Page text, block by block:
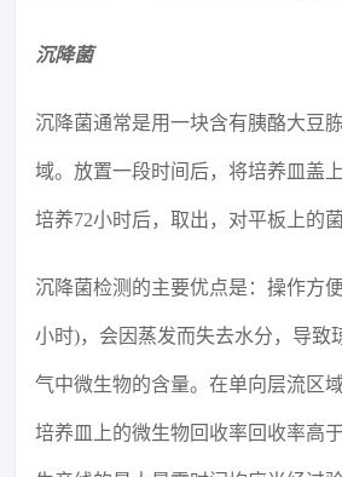
沉降菌
沉降菌通常是用一块含有胰酪大豆
域。放置一段时间后，将培养皿盖
培养72小时后，取出，对平板上的
沉降菌检测的主要优点是：操作方
小时)，会因蒸发而失去水分，导致
气中微生物的含量。在单向层流区
培养皿上的微生物回收率回收率高